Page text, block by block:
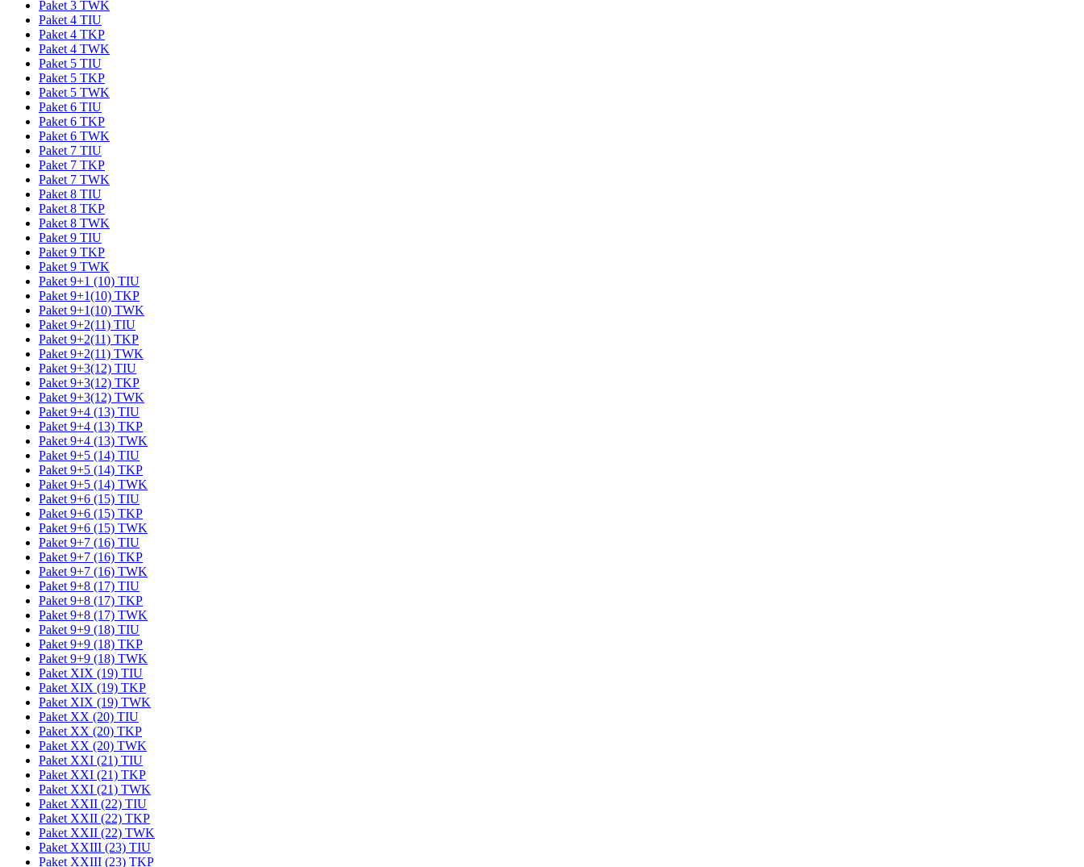
Paket 3 TWK
Paket 4 TIU
Paket 4 TKP
Paket 4 TWK
Paket 5 TIU
Paket 5 TKP
Paket 5 TWK
Paket 6 TIU
Paket 6 TKP
Paket 6 TWK
Paket 7 TIU
Paket 7 TKP
Paket 7 TWK
Paket 8 TIU
Paket 8 TKP
Paket 8 TWK
Paket 9 TIU
Paket 9 TKP
Paket 9 TWK
Paket 9+1 (10) TIU
Paket 9+1(10) TKP
Paket 9+1(10) TWK
Paket 9+2(11) TIU
Paket 9+2(11) TKP
Paket 9+2(11) TWK
Paket 9+3(12) TIU
Paket 9+3(12) TKP
Paket 9+3(12) TWK
Paket 9+4 (13) TIU
Paket 9+4 (13) TKP
Paket 9+4 (13) TWK
Paket 9+5 (14) TIU
Paket 9+5 (14) TKP
Paket 9+5 (14) TWK
Paket 9+6 (15) TIU
Paket 9+6 (15) TKP
Paket 9+6 (15) TWK
Paket 9+7 (16) TIU
Paket 9+7 (16) TKP
Paket 9+7 (16) TWK
Paket 9+8 (17) TIU
Paket 9+8 (17) TKP
Paket 9+8 (17) TWK
Paket 9+9 (18) TIU
Paket 9+9 (18) TKP
Paket 9+9 (18) TWK
Paket XIX (19) TIU
Paket XIX (19) TKP
Paket XIX (19) TWK
Paket XX (20) TIU
Paket XX (20) TKP
Paket XX (20) TWK
Paket XXI (21) TIU
Paket XXI (21) TKP
Paket XXI (21) TWK
Paket XXII (22) TIU
Paket XXII (22) TKP
Paket XXII (22) TWK
Paket XXIII (23) TIU
Paket XXIII (23) TKP